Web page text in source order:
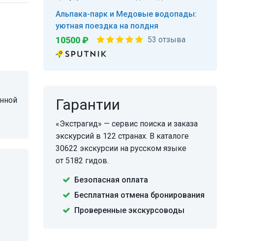
Альпака-парк и Медовые водопады:
уютная поездка на полдня
10500 ₽ 53 отзыва
Гарантии
«Экстрагид» — сервис поиска и заказа
экскурсий в 122 странах. В каталоге
30622 экскурсии на русском языке
от 5182 гидов.
Безопасная оплата
Бесплатная отмена бронирования
Проверенные экскурсоводы